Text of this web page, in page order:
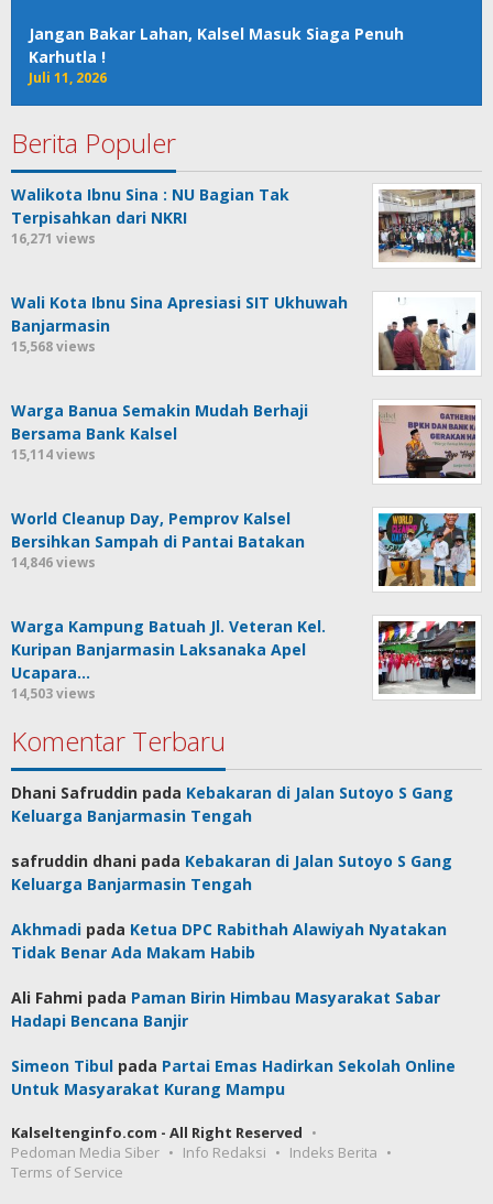
Jangan Bakar Lahan, Kalsel Masuk Siaga Penuh
Karhutla !
Juli 11, 2026
Berita Populer
Walikota Ibnu Sina : NU Bagian Tak
Terpisahkan dari NKRI
16,271 views
Wali Kota Ibnu Sina Apresiasi SIT Ukhuwah
Banjarmasin
15,568 views
Warga Banua Semakin Mudah Berhaji
Bersama Bank Kalsel
15,114 views
World Cleanup Day, Pemprov Kalsel
Bersihkan Sampah di Pantai Batakan
14,846 views
Warga Kampung Batuah Jl. Veteran Kel.
Kuripan Banjarmasin Laksanaka Apel
Ucapara…
14,503 views
Komentar Terbaru
Dhani Safruddin pada Kebakaran di Jalan Sutoyo S Gang
Keluarga Banjarmasin Tengah
safruddin dhani pada Kebakaran di Jalan Sutoyo S Gang
Keluarga Banjarmasin Tengah
Akhmadi pada Ketua DPC Rabithah Alawiyah Nyatakan
Tidak Benar Ada Makam Habib
Ali Fahmi pada Paman Birin Himbau Masyarakat Sabar
Hadapi Bencana Banjir
Simeon Tibul pada Partai Emas Hadirkan Sekolah Online
Untuk Masyarakat Kurang Mampu
Kalseltenginfo.com - All Right Reserved
Pedoman Media Siber
Info Redaksi
Indeks Berita
Terms of Service